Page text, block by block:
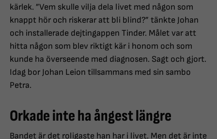
kärlek. ”Vem skulle vilja dela livet med någon som
knappt hör och riskerar att bli blind?” tänkte Johan
och installerade dejtingappen Tinder. Målet var att
hitta någon som blev riktigt kär i honom och som
kunde ha överseende med diagnosen. Sagt och gjort.
Idag bor Johan Leion tillsammans med sin sambo
Petra.
Orkade inte ha ångest längre
Bandet är det roligaste han har i livet. Men det är inte